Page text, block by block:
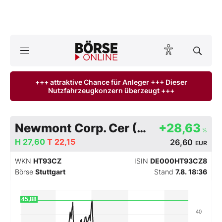
ktuelle Ausgabe BÖRSE ONLINE lesen
Finanz-Check
Abo & Shop
BO-Musterdepots
+++ attraktive Chance für Anleger +++ Dieser
Nutzfahrzeugkonzern überzeugt +++
Newmont Corp. Cer (TB1) +28,63 %
26,60 EUR
H 27,60 T 22,15
WKN HT93CZ ISIN DE000HT93CZ8
Börse Stuttgart Stand 7.8. 18:36
40
45,88